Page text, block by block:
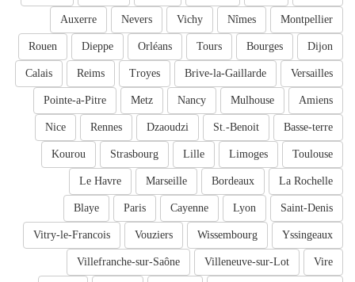
Montpellier
Nîmes
Vichy
Nevers
Auxerre
Dijon
Bourges
Tours
Orléans
Dieppe
Rouen
Versailles
Brive-la-Gaillarde
Troyes
Reims
Calais
Amiens
Mulhouse
Nancy
Metz
Pointe-a-Pitre
Basse-terre
St.-Benoit
Dzaoudzi
Rennes
Nice
Toulouse
Limoges
Lille
Strasbourg
Kourou
La Rochelle
Bordeaux
Marseille
Le Havre
Saint-Denis
Lyon
Cayenne
Paris
Blaye
Yssingeaux
Wissembourg
Vouziers
Vitry-le-Francois
Vire
Villeneuve-sur-Lot
Villefranche-sur-Saône